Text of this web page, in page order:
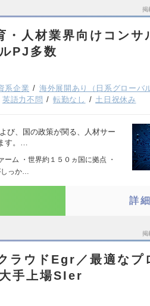
掲
人材業界向けコンサ
PJ多数
系企業 海外展開あり（日系グローバ
英語力不問 転勤なし 土日祝休み
び、国の政策が関る、人材サー
す。…
ーム ・世界約１５０ヵ国に拠点 ・
っか…
詳
掲
ラウドEgr／最適なプ
手上場SIer